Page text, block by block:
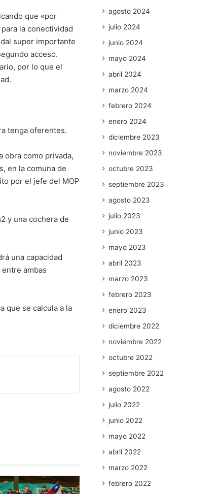
que «por
la conectividad
super importante
acceso.
por lo que el
tenga oferentes.
obra como privada,
en la comuna de
por el jefe del MOP
y una cochera de
una capacidad
ambas
que se calcula a la
agosto 2024
julio 2024
junio 2024
mayo 2024
abril 2024
marzo 2024
febrero 2024
enero 2024
diciembre 2023
noviembre 2023
octubre 2023
septiembre 2023
agosto 2023
julio 2023
junio 2023
mayo 2023
abril 2023
marzo 2023
febrero 2023
enero 2023
diciembre 2022
noviembre 2022
octubre 2022
septiembre 2022
agosto 2022
julio 2022
junio 2022
mayo 2022
abril 2022
marzo 2022
febrero 2022